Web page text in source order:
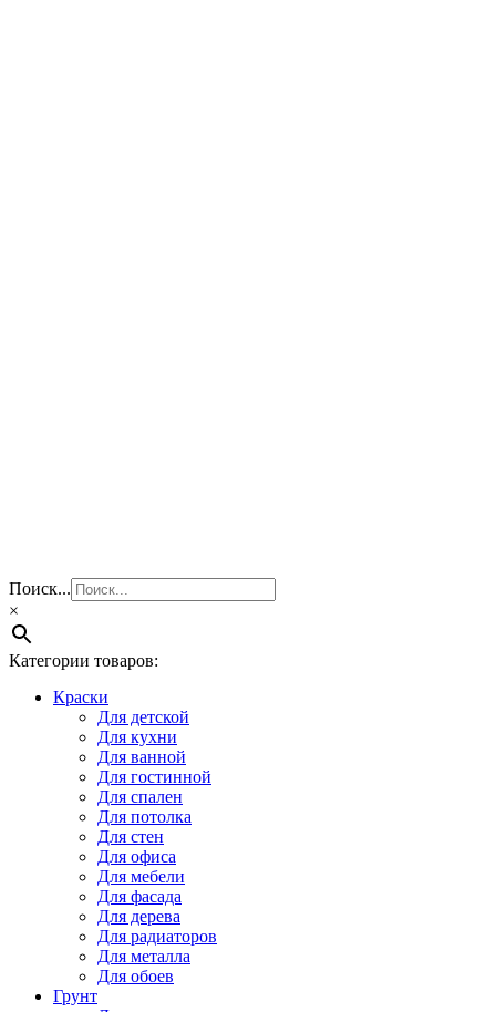
Поиск...
×
Категории товаров:
Краски
Для детской
Для кухни
Для ванной
Для гостинной
Для спален
Для потолка
Для стен
Для офиса
Для мебели
Для фасада
Для дерева
Для радиаторов
Для металла
Для обоев
Грунт